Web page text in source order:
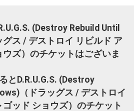
(Destroy Rebuild Until
ス / デストロイ リビルド ア
ズ）のチケットはございま
とD.R.U.G.S. (Destroy
（ドラッグス / デストロイ
ゴッド ショウズ）のチケット